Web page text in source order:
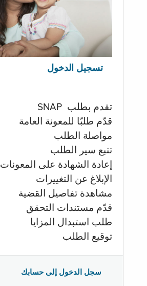
تسجيل الدخول
تقدم بطلب SNAP
قدّم طلبّا للمعونة العامة
مواصلة الطلب
تتبع سير الطلب
إعادة الشهادة على المعونات
الإبلاغ عن التغييرات
مشاهدة تفاصيل القضية
قدّم مستندات التحقق
طلب استبدال المزايا
توقيع الطلب
سجل الدخول إلى حسابك